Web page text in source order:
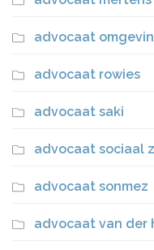
advocaat
advocaat rowies
advocaat saki
advocaat sociaal
advocaat sonmez
advocaat van der